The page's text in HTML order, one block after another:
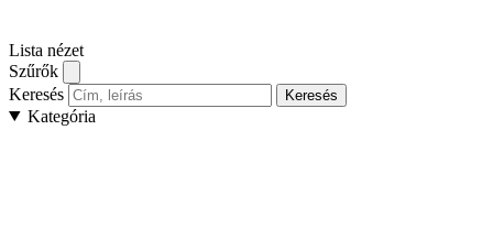
Lista nézet
Szűrők
Keresés
Keresés
Kategória